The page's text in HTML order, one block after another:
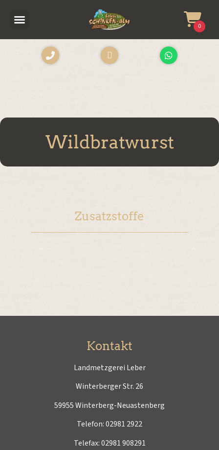
0
Wildbratwurst
Zusatzstoffe
Kontakt
Landmetzgerei Leber
Winterberger Str. 26
59955 Winterberg-Neuastenberg
Telefon:02981 2922
Telefax: 02981 908291